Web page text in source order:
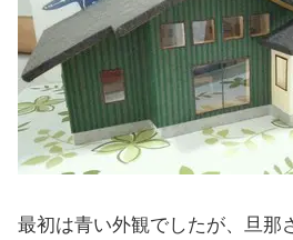
最初は青い外観でしたが、旦那